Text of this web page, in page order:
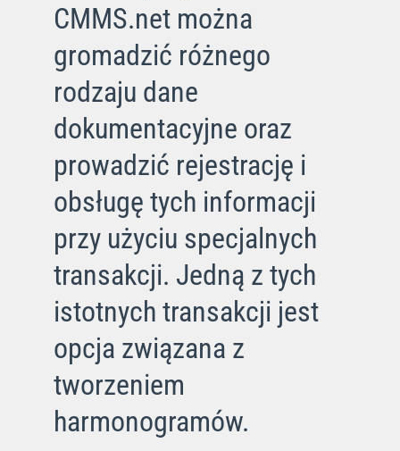
CMMS.net można
gromadzić różnego
rodzaju dane
dokumentacyjne oraz
prowadzić rejestrację i
obsługę tych informacji
przy użyciu specjalnych
transakcji. Jedną z tych
istotnych transakcji jest
opcja związana z
tworzeniem
harmonogramów.